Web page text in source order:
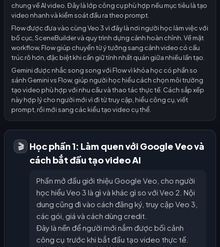
chung về AI video. Đây là lớp công cụ phù hợp nếu mục tiêu là tạo
video nhanh và kiểm soát đầu ra theo prompt.
Flow được đưa vào cùng Veo 3 vì đây là nơi người học làm việc với
bố cục, SceneBuilder và quy trình dựng cảnh hoàn chỉnh. Về mặt
workflow, Flow giúp chuyển từ ý tưởng sang cảnh video có cấu
trúc rõ hơn, đặc biệt khi cần giữ tính nhất quán giữa nhiều lần tạo.
Gemini được nhắc song song với Flow vì khóa học có phần so
sánh Gemini vs Flow, giúp người học hiểu cách chọn môi trường
tạo video phù hợp với nhu cầu và thao tác thực tế. Cách sắp xếp
này hợp lý cho người mới vì đi từ truy cập, hiểu công cụ, viết
prompt, rồi mới sang các kiểu tạo video cụ thể.
🎬 Học phần 1: Làm quen với Google Veo và
cách bắt đầu tạo video AI
Phần mở đầu giới thiệu Google Veo, cho người
học hiểu Veo 3 là gì và khác gì so với Veo 2. Nội
dung cũng đi vào cách đăng ký, truy cập Veo 3,
các gói, giá và cách dùng credit.
Đây là nền để người mới nắm được bối cảnh
công cụ trước khi bắt đầu tạo video thực tế.